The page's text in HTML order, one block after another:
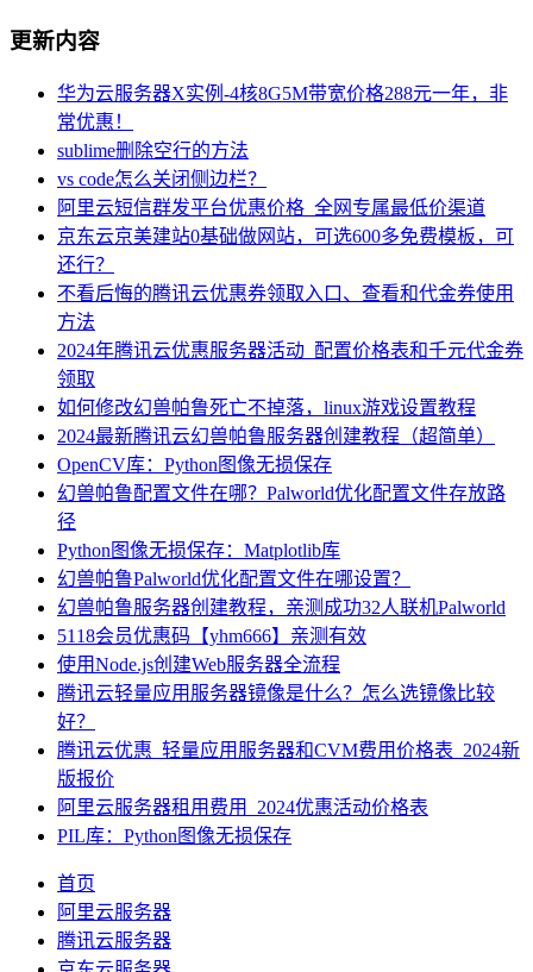
更新内容
华为云服务器X实例-4核8G5M带宽价格288元一年，非
常优惠！
sublime删除空行的方法
vs code怎么关闭侧边栏？
阿里云短信群发平台优惠价格_全网专属最低价渠道
京东云京美建站0基础做网站，可选600多免费模板，可
还行？
不看后悔的腾讯云优惠券领取入口、查看和代金券使用
方法
2024年腾讯云优惠服务器活动_配置价格表和千元代金券
领取
如何修改幻兽帕鲁死亡不掉落，linux游戏设置教程
2024最新腾讯云幻兽帕鲁服务器创建教程（超简单）
OpenCV库：Python图像无损保存
幻兽帕鲁配置文件在哪？Palworld优化配置文件存放路
径
Python图像无损保存：Matplotlib库
幻兽帕鲁Palworld优化配置文件在哪设置？
幻兽帕鲁服务器创建教程，亲测成功32人联机Palworld
5118会员优惠码【yhm666】亲测有效
使用Node.js创建Web服务器全流程
腾讯云轻量应用服务器镜像是什么？怎么选镜像比较
好？
腾讯云优惠_轻量应用服务器和CVM费用价格表_2024新
版报价
阿里云服务器租用费用_2024优惠活动价格表
PIL库：Python图像无损保存
首页
阿里云服务器
腾讯云服务器